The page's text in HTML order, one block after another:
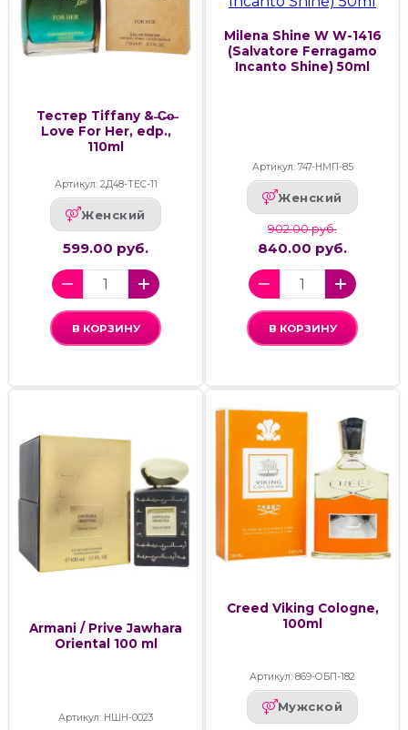
Тестер Tiffany & ̶C̶o̶
Love For Her, edp.,
110ml
Артикул: 2Д48-ТЕС-11
Женский
599.00 руб.
В КОРЗИНУ
Milena Shine W W-1416
(Salvatore Ferragamo
Incanto Shine) 50ml
Артикул: 747-НМП-85
Женский
902.00 руб.
840.00 руб.
В КОРЗИНУ
Armani / Prive Jawhara
Oriental 100 ml
Артикул: НШН-0023
Creed Viking Cologne,
100ml
Артикул: 869-ОБП-182
Мужской